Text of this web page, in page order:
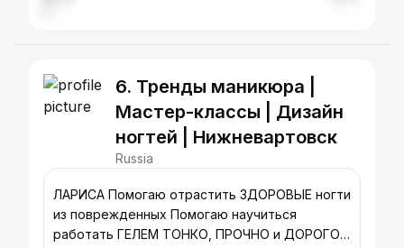
6. Тренды маникюра |
Мастер-классы | Дизайн
ногтей | Нижневартовск
Russia
ЛАРИСА Помогаю отрастить ЗДОРОВЫЕ ногти
из поврежденных Помогаю научиться
работать ГЕЛЕМ ТОНКО, ПРОЧНО и ДОРОГО